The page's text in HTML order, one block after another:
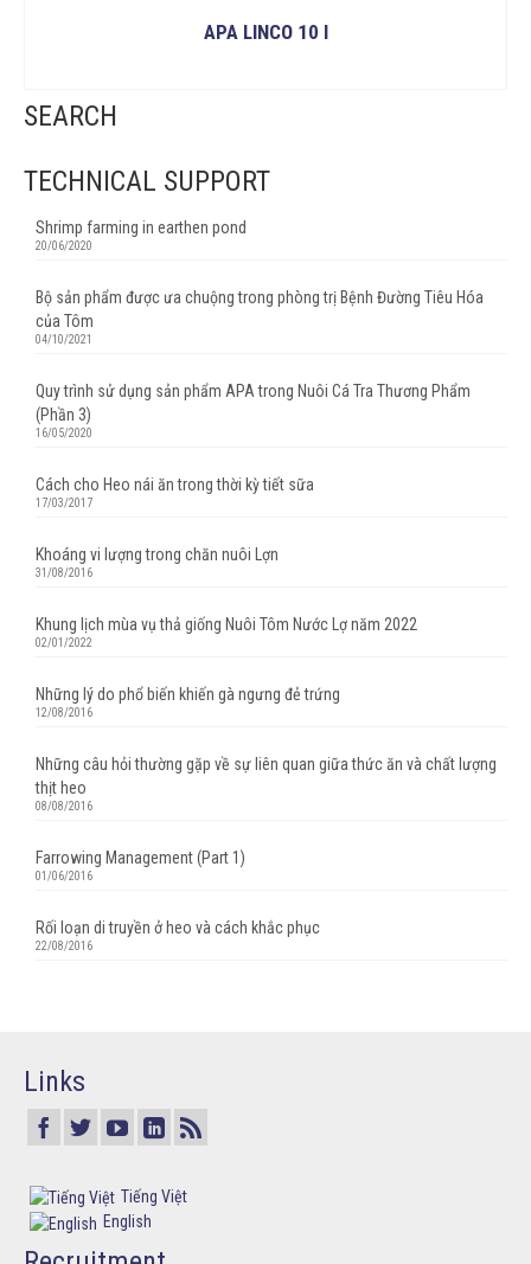
APA LINCO 10 I
SEARCH
TECHNICAL SUPPORT
Shrimp farming in earthen pond
20/06/2020
Bộ sản phẩm được ưa chuộng trong phòng trị Bệnh Đường Tiêu Hóa
của Tôm
04/10/2021
Quy trình sử dụng sản phẩm APA trong Nuôi Cá Tra Thương Phẩm
(Phần 3)
16/05/2020
Cách cho Heo nái ăn trong thời kỳ tiết sữa
17/03/2017
Khoáng vi lượng trong chăn nuôi Lợn
31/08/2016
Khung lịch mùa vụ thả giống Nuôi Tôm Nước Lợ năm 2022
02/01/2022
Những lý do phổ biến khiến gà ngưng đẻ trứng
12/08/2016
Những câu hỏi thường gặp về sự liên quan giữa thức ăn và chất lượng
thịt heo
08/08/2016
Farrowing Management (Part 1)
01/06/2016
Rối loạn di truyền ở heo và cách khắc phục
22/08/2016
Links
Tiếng Việt
English